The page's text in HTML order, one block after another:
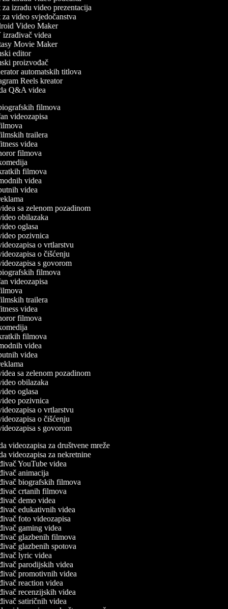
izradu video prezentacija
video svjedočanstva
Video Maker
videa
Movie Maker
editor
proizvođač
automatskih titlova
Reels kreator
Q&A videa
filmova
videozapisa
trailera
videa
filmova
filmova
videa
videa
sa zelenom pozadinom
obilazaka
oglasa
pozivnica
o vrtlarstvu
o čišćenju
s govorom
filmova
videozapisa
trailera
videa
filmova
filmova
videa
videa
sa zelenom pozadinom
obilazaka
oglasa
pozivnica
o vrtlarstvu
o čišćenju
s govorom
videozapisa za društvene mreže
videozapisa za nekretnine
YouTube videa
animacija
biografskih filmova
crtanih filmova
demo videa
edukativnih videa
foto videozapisa
gaming videa
glazbenih filmova
glazbenih spotova
lyric videa
parodijskih videa
promotivnih videa
reaction videa
recenzijskih videa
satiričnih videa